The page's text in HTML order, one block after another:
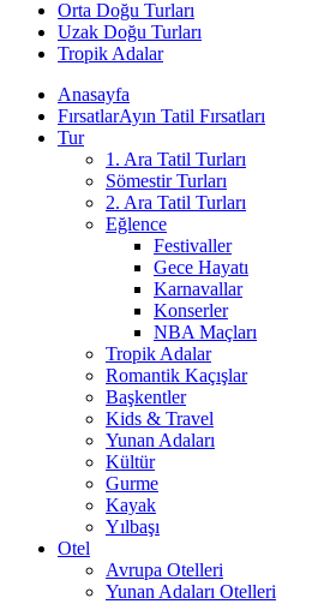
Orta Doğu Turları
Uzak Doğu Turları
Tropik Adalar
Anasayfa
FırsatlarAyın Tatil Fırsatları
Tur
1. Ara Tatil Turları
Sömestir Turları
2. Ara Tatil Turları
Eğlence
Festivaller
Gece Hayatı
Karnavallar
Konserler
NBA Maçları
Tropik Adalar
Romantik Kaçışlar
Başkentler
Kids & Travel
Yunan Adaları
Kültür
Gurme
Kayak
Yılbaşı
Otel
Avrupa Otelleri
Yunan Adaları Otelleri